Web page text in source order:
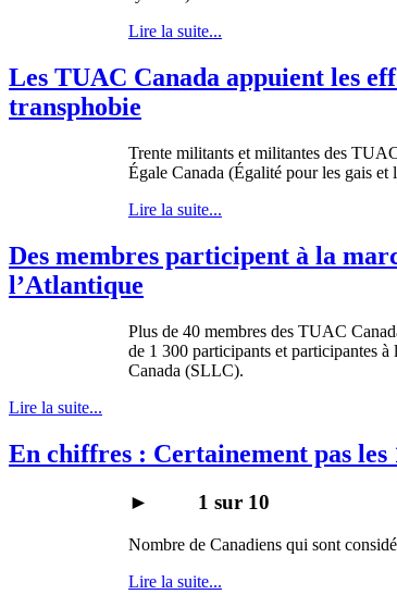
Lire la suite...
Les TUAC Canada appuient les
transphobie
Trente militants et militantes des
Égale Canada (Égalité pour les gais et
Lire la suite...
Des membres participent à la
l’Atlantique
Plus de 40 membres des TUAC
de 1 300 participants et participantes à
Canada (SLLC).
Lire la suite...
En chiffres : Certainement pas les
► 1 sur 10
Nombre de Canadiens qui sont
Lire la suite...